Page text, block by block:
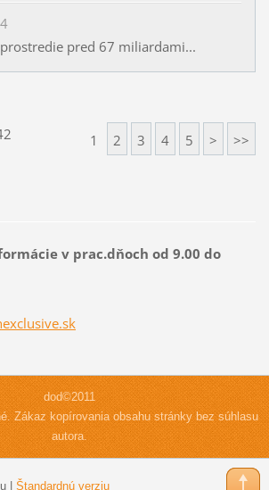
pred 67 miliardami...
1 2 3 4 5 > >>
v prac.dňoch od 9.00 do
ve.sk
dod©2011
Zákaz kopírovania obsahu stránky bez súhlasu
autora.
| Štandardnú verziu